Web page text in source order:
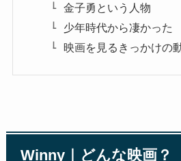
金子勇という人物
少年時代から凄かった
映画を見るきっかけの
Winny｜どんな映画？